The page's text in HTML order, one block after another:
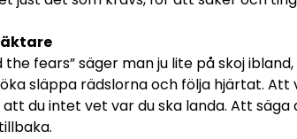
the fears” säger man ju lite på skoj
släppa rädslorna och följa hjärtat.
du intet vet var du ska landa. Att